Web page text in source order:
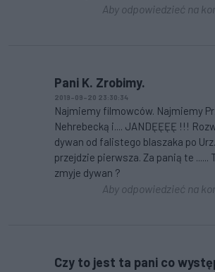
Aby odpowiedzieć na
Pani K. Zrobimy.
2019-09-20 23:30:34
Najmiemy filmowców. Najmiemy
Nehrebecką i.... JANDĘĘĘĘ !!!
dywan od falistego blaszaka po
przejdzie pierwsza. Za panią te ......
zmyje dywan ?
Aby odpowiedzieć na
Czy to jest ta pani co